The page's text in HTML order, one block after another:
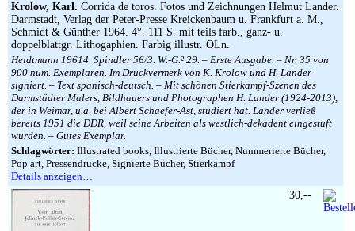
Krolow, Karl. Corrida de toros. Fotos und Zeichnungen Helmut Lander.
Darmstadt, Verlag der Peter-Presse Kreickenbaum u. Frankfurt a. M.,
Schmidt & Günther 1964. 4°. 111 S. mit teils farb., ganz- u.
doppelblattgr. Lithogaphien. Farbig illustr. OLn.
Heidtmann 19614. Spindler 56/3. W.-G.² 29. – Erste Ausgabe. – Nr. 35 von
900 num. Exemplaren. Im Druckvermerk von K. Krolow und H. Lander
signiert. – Text spanisch-deutsch. – Mit schönen Stierkampf-Szenen des
Darmstädter Malers, Bildhauers und Photographen H. Lander (1924-2013),
der in Weimar, u.a. bei Albert Schaefer-Ast, studiert hat. Lander verließ
bereits 1951 die DDR, weil seine Arbeiten als westlich-dekadent eingestuft
wurden. – Gutes Exemplar.
Schlagwörter: Illustrated books, Illustrierte Bücher, Nummerierte Bücher,
Pop art, Pressendrucke, Signierte Bücher, Stierkampf
Details anzeigen…
30,--